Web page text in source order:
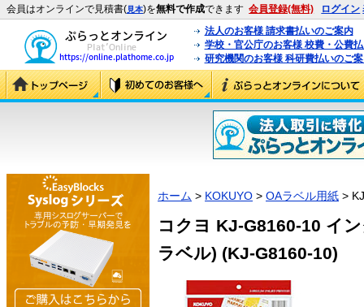
会員はオンラインで見積書(見本)を無料で作成できます 会員登録(無料) ログイン
法人のお客様 請求書払いのご案内
学校・官公庁のお客様 校費・公費
研究機関のお客様 科研費払いのご
ホーム > KOKUYO > OAラベル用紙 >
コクヨ KJ-G8160-10 イ
ラベル) (KJ-G8160-10)